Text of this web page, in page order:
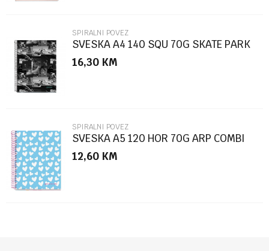
POŠALJI
SPIRALNI POVEZ
SVESKA A4 140 SQU 70G SKATE PARK
16,30 KM
SPIRALNI POVEZ
SVESKA A5 120 HOR 70G ARP COMBI
12,60 KM